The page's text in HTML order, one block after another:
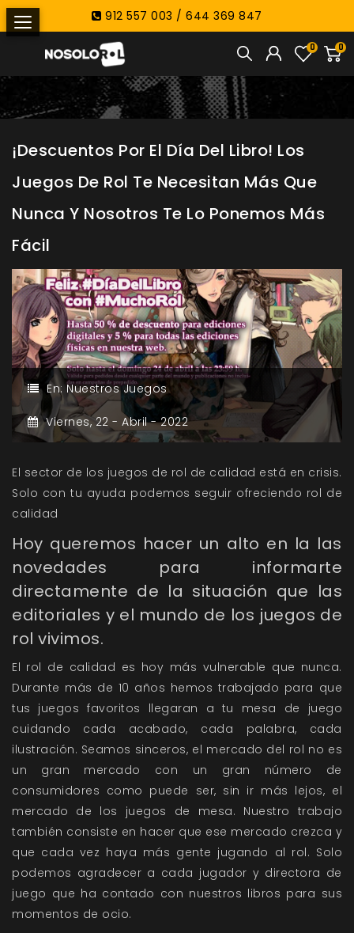
912 557 003 / 644 369 847
0
0
¡Descuentos Por El Día Del Libro! Los
Juegos De Rol Te Necesitan Más Que
Nunca Y Nosotros Te Lo Ponemos Más
Fácil
En:Nuestros Juegos
Viernes, 22 - Abril -2022
El sector de los juegos de rol de calidad está en crisis.
Solo con tu ayuda podemos seguir ofreciendo rol de
calidad
Hoy queremos hacer un alto en la las
novedades para informarte
directamente de la situación que las
editoriales y el mundo de los juegos de
rol vivimos.
El rol de calidad es hoy más vulnerable que nunca.
Durante más de 10 años hemos trabajado para que
tus juegos favoritos llegaran a tu mesa de juego
cuidando cada acabado, cada palabra, cada
ilustración. Seamos sinceros, el mercado del rol no es
un gran mercado con un gran número de
consumidores como puede ser, sin ir más lejos, el
mercado de los juegos de mesa. Nuestro trabajo
también consiste en hacer que ese mercado crezca y
que cada vez haya más gente jugando al rol. Solo
podemos agradecer a cada jugador y directora de
juego que ha contado con nuestros libros para sus
momentos de ocio.